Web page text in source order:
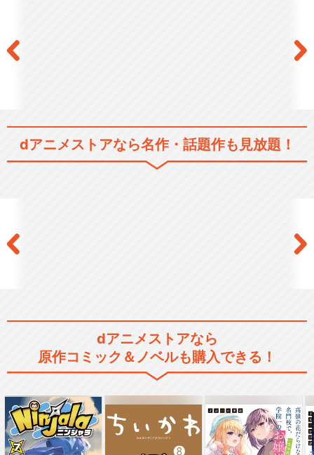
サクラ大戦 ル・ヌーヴォ
ー・巴里
サクラ大戦 ニューヨーク・
dアニメストアなら名作・話題作も見放題！
dアニメストアなら
原作コミック＆ノベルも購入できる！